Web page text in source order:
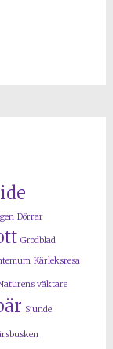
Dörrar
Grodblad
Kärleksresa
väktare
Sjunde